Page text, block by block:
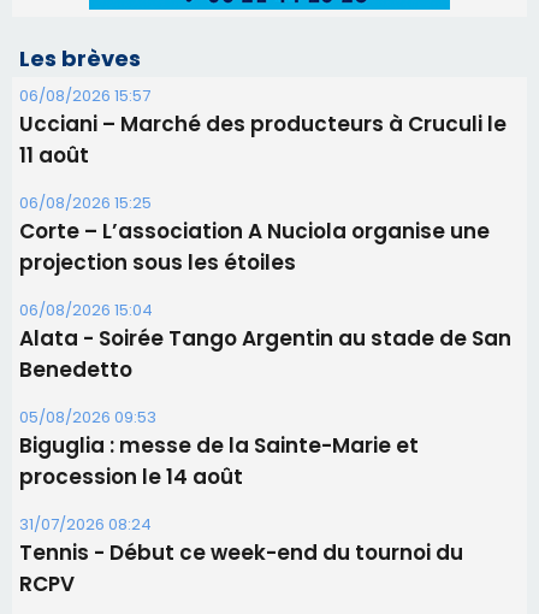
Les brèves
06/08/2026 15:57
Ucciani – Marché des producteurs à Cruculi le
11 août
06/08/2026 15:25
Corte – L’association A Nuciola organise une
projection sous les étoiles
06/08/2026 15:04
Alata - Soirée Tango Argentin au stade de San
Benedetto
05/08/2026 09:53
Biguglia : messe de la Sainte-Marie et
procession le 14 août
31/07/2026 08:24
Tennis - Début ce week-end du tournoi du
RCPV